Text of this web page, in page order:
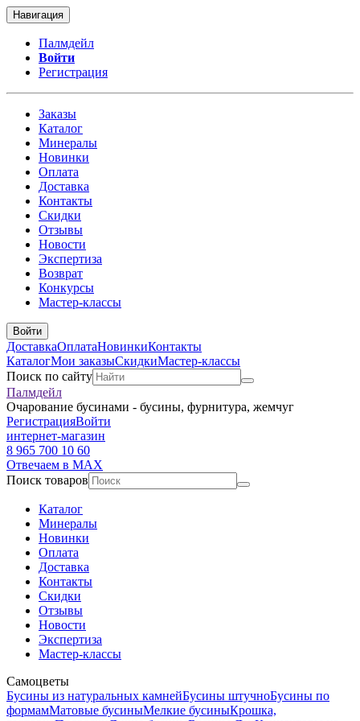
Навигация
Палмдейл
Войти
Регистрация
Заказы
Каталог
Минералы
Новинки
Оплата
Доставка
Контакты
Скидки
Отзывы
Новости
Экспертиза
Возврат
Конкурсы
Мастер-классы
Войти
ДоставкаОплатаНовинкиКонтакты
КаталогМои заказыСкидкиМастер-классы
Поиск по сайту
Палмдейл
Очарование бусинами - бусины, фурнитура, жемчуг
РегистрацияВойти
интернет-магазин
8 965 700 10 60
Отвечаем в MAX
Поиск товаров
Каталог
Минералы
Новинки
Оплата
Доставка
Контакты
Скидки
Отзывы
Новости
Экспертиза
Мастер-классы
Самоцветы
Бусины из натуральных камнейБусины штучноБусины по
формамМатовые бусиныМелкие бусиныКрошка,